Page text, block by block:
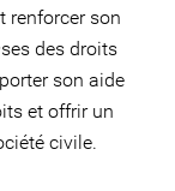
renforcer son
des droits
son aide
et offrir un
civile.